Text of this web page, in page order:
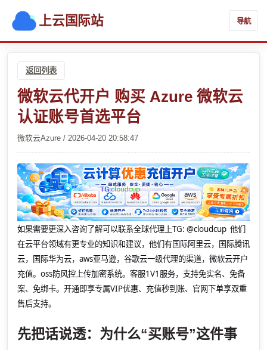
上云国际站 导航
返回列表
微软云代开户 购买 Azure 微软云
认证账号首选平台
微软云Azure / 2026-04-20 20:58:47
如果需要更深入咨询了解可以联系全球代理上TG: @cloudcup 他们
在云平台领域有更专业的知识和建议，他们有国际阿里云，国际腾讯
云，国际华为云，aws亚马逊，谷歌云一级代理的渠道，微软云开户
充值。oss防风控上传加密系统。客服1V1服务，支持免实名、免备
案、免绑卡。开通即享专属VIP优惠、充值秒到账、官网下单享双重
售后支持。
先把话说透：为什么“买账号”这件事